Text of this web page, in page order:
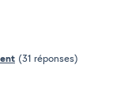
(31 réponses)